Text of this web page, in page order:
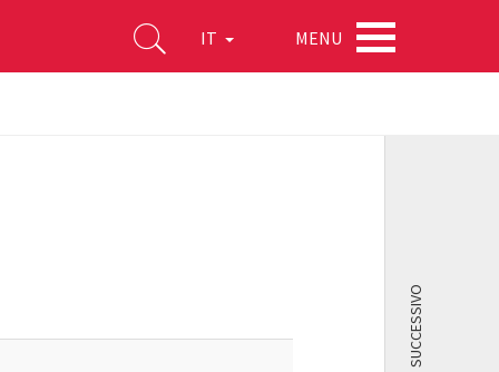
IT MENU
SUCCESSIVO